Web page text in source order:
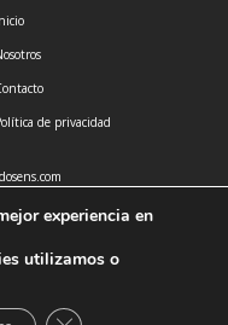
de privacidad
de Ensenada
experiencia en
utilizamos o